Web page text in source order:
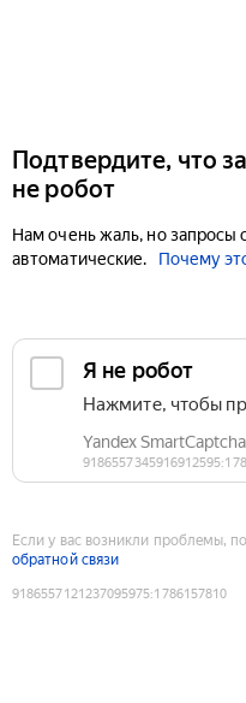
Подтвердите, что
не робот
Нам очень жаль, но запросы
автоматические.
Почему
Если у вас возникли проблемы,
обратной связи
9186557121237095975:1786157810